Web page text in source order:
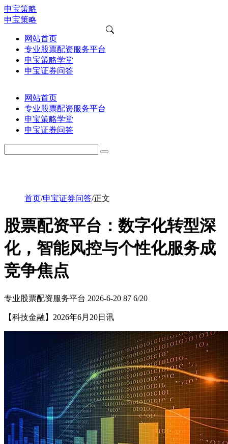
申宝策略
申宝策略
网站首页
专业股票配资服务平台
申宝策略学堂
申宝证券问答
网站首页
专业股票配资服务平台
申宝策略学堂
申宝证券问答
首页/申宝证券问答/正文
股票配资平台：数字化转型深
化，智能风控与个性化服务成
竞争焦点
专业股票配资服务平台 2026-6-20 87 6/20
【科技金融】2026年6月20日讯